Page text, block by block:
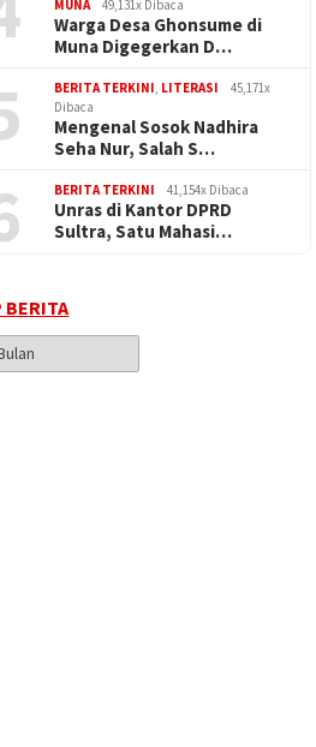
MUNA
49,131x Dibaca
Warga Desa Ghonsume di
Muna Digegerkan D…
BERITA TERKINI LITERASI
45,171x
Dibaca
Mengenal Sosok Nadhira
Seha Nur, Salah S…
BERITA TERKINI 41,154x Dibaca
Unras di Kantor DPRD
Sultra, Satu Mahasi…
BERITA